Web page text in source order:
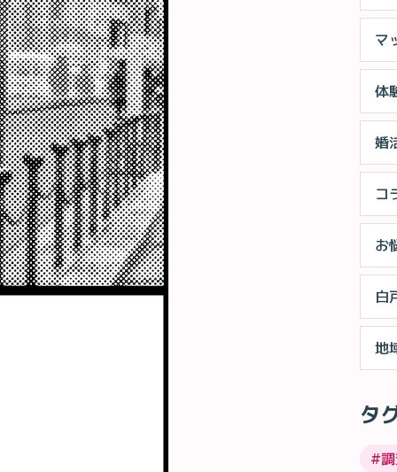
マ
体
婚
コ
お
白
地
タ
#